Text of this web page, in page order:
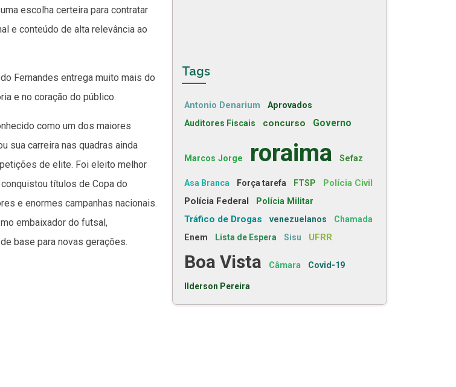
escolha certeira para contratar
e conteúdo de alta relevância ao
Fernandes entrega muito mais do
e no coração do público.
como um dos maiores
sua carreira nas quadras ainda
de elite. Foi eleito melhor
títulos de Copa do
e enormes campanhas nacionais.
embaixador do futsal,
base para novas gerações.
Tags
Antonio Denarium Aprovados
Auditores Fiscais concurso Governo
Marcos Jorge roraima Sefaz
Asa Branca Força tarefa FTSP
Polícia Civil
Polícia Federal
Polícia Militar
Tráfico de Drogas venezuelanos
Chamada
Enem
Lista de Espera Sisu UFRR
Boa Vista Câmara Covid-19
Ilderson Pereira